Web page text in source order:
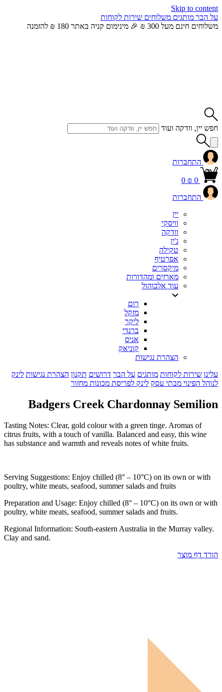
Skip to content
על הבר מותגים משלוחים שירות לקוחות
משלוחים חינם מעל 300 ₪ 🎉 מינימום קניה באתר 180 ₪ להזמנה
חפש יין, וודקה ועוד
התחברות
0
0 ₪
התחברות
יין
וויסקי
וודקה
ג'ין
טקילה
אפרטיף
מיקסרים
מארזים ומהדורות
עוד אלכוהול
רום
מזקל
ליקר
ברנדי
אניס
קוניאק
הצהרת נגישות
עלינו שירות לקוחות מותגים על הבר דרושים תקנון הצהרת נגישות לינק
לנוהל הפינוי מבתי עסק לינק לפריסת מכונות מחזור
Badgers Creek Chardonnay Semilion
Tasting Notes: Clear, gold colour with a green tinge. Aromas of
citrus fruits, with a touch of vanilla. Balanced and easy, this wine
has substance and warmth and reveals notes of white fruits.
Serving Suggestions: Enjoy chilled (8° – 10°C) on its own or with
poultry, white meats, seafood, summer salads and fruits
Preparation and Usage: Enjoy chilled (8° – 10°C) on its own or with
poultry, white meats, seafood, summer salads and fruits.
Regional Information: South-eastern Australia in the Murray valley.
Clay and sand.
הורד דף מוצר